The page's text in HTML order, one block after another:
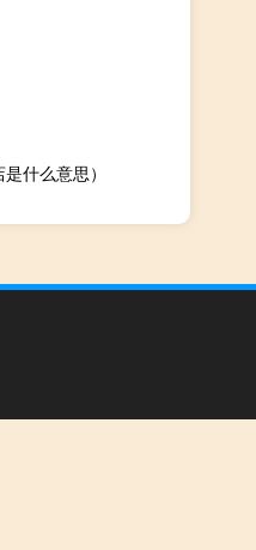
什么意思）